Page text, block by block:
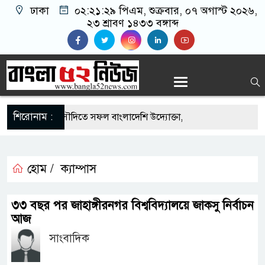
ঢাকা ০২:২১:২৯ পিএম, শুক্রবার, ০৭ অগাস্ট ২০২৬,
২৩ শ্রাবণ ১৪৩৩ বঙ্গাব্দ
শিরোনাম :
সুযোগে সৌদিতে সফল বাংলাদেশি উদ্যোক্তা,
মিলল মাইক্রোপ্লাস্টিক, বেশি কই মাছে
ব্যবসায়িক অগ্রযাত্রায় নতুন অধ্যায়
স্থিতিশীল সরকার,প্রবাসীদের বিনিয়োগের এখনই
হোম / ক্যাম্পাস
৩৩ বছর পর জাহাঙ্গীরনগর বিশ্ববিদ্যালয়ে জাকসু নির্বাচন
আজ
সাংবাদিক